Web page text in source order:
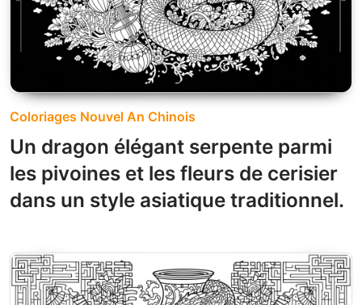
Coloriages Nouvel An Chinois
Un dragon élégant serpente parmi
les pivoines et les fleurs de cerisier
dans un style asiatique traditionnel.